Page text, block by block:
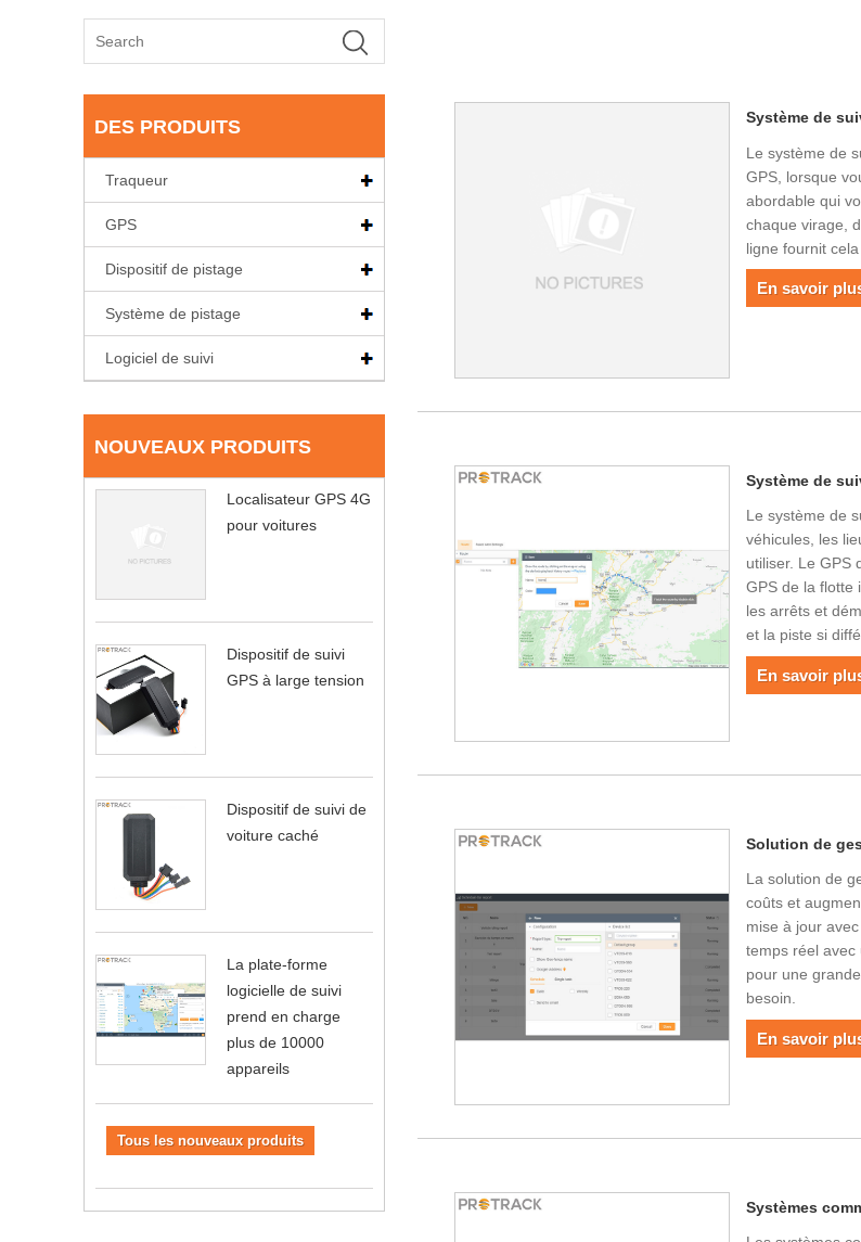
DES PRODUITS
Traqueur
GPS
Dispositif de pistage
Système de pistage
Logiciel de suivi
NOUVEAUX PRODUITS
Localisateur GPS 4G
pour voitures
Dispositif de suivi
GPS à large tension
Dispositif de suivi de
voiture caché
La plate-forme
logicielle de suivi
prend en charge
plus de 10000
appareils
Tous les nouveaux produits
Système de
Le système de
GPS, lorsque
abordable qui
chaque virage,
ligne fournit
En savoir
Système de
Le système de
véhicules, les
utiliser. Le GPS
GPS de la flotte
les arrêts et
et la piste si
En savoir
Solution de
La solution de
coûts et
mise à jour
temps réel avec
pour une
besoin.
En savoir
Systèmes